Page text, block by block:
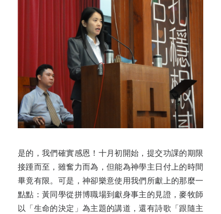
是的，我們確實感恩！十月初開始，提交功課的期限
接踵而至，雖奮力而為，但能為神學主日付上的時間
畢竟有限。可是，神卻樂意使用我們所獻上的那麼一
點點：黃同學從拼博職場到獻身事主的見證，麥牧師
以「生命的決定」為主題的講道，還有詩歌「跟隨主